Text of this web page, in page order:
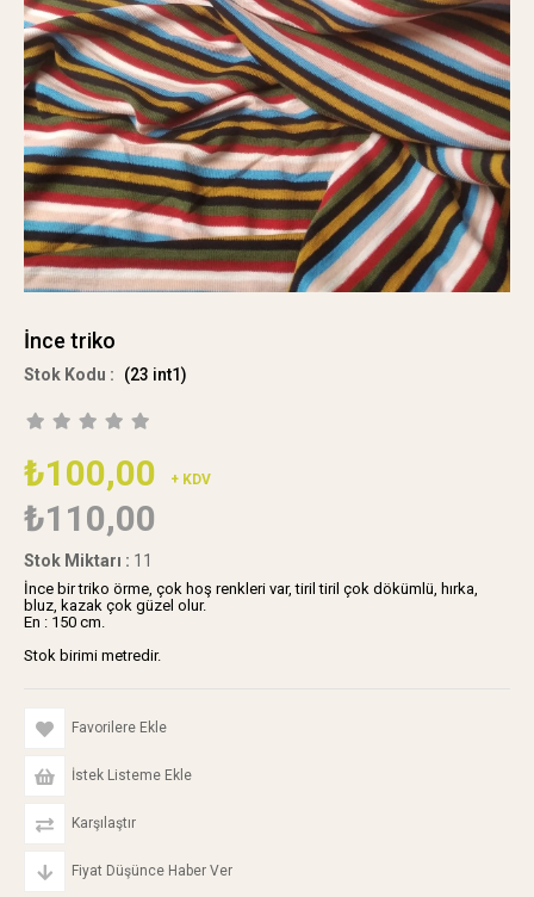
İnce triko
(23 int1)
₺100,00 + KDV
₺110,00
Stok Miktarı : 11
İnce bir triko örme, çok hoş renkleri var, tiril tiril çok dökümlü, hırka,
bluz, kazak çok güzel olur.
En : 150 cm.
Stok birimi metredir.
Favorilere Ekle
İstek Listeme Ekle
Karşılaştır
Fiyat Düşünce Haber Ver